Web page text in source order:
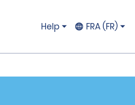
Help FRA (FR)